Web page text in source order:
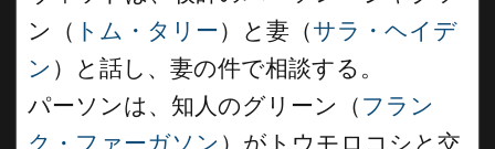
ン（ トム・タリー）と妻（サラ・ヘイデ
ン ）と話し、妻の件で相談する。
パーソンは、知人のグリーン（ フラン
ク・ファーガソン ）がトウモロコシと交